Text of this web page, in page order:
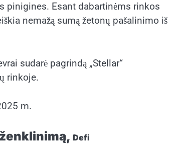
pinigines. Esant dabartinėms rinkos
nemažą sumą žetonų pašalinimo iš
sudarė pagrindą „Stellar“
rinkoje.
m.
Defi